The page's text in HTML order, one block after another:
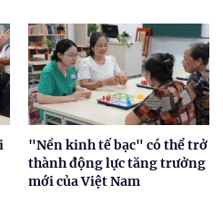
"Nền kinh tế bạc" có thể trở
thành động lực tăng trưởng
mới của Việt Nam